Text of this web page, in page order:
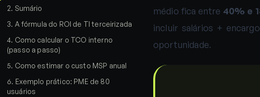
2. Sumário
3. A fórmula do ROI de TI terceirizada
4. Como calcular o TCO interno
(passo a passo)
5. Como estimar o custo MSP anual
6. Exemplo prático: PME de 80
usuários
médio fica entre 40% e
incluir salários +
oportunidade.